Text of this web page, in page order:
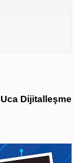
Dijitalleşme